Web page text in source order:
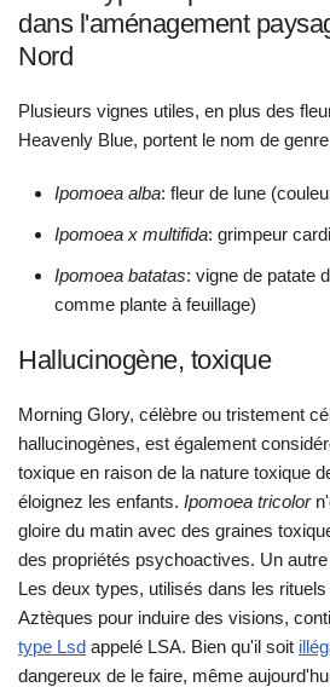
dans l'aménagement
Nord
Plusieurs vignes utiles, en plus des
Heavenly Blue, portent le nom de genre
Ipomoea alba: fleur de lune
Ipomoea x multifida: grimpeur
Ipomoea batatas: vigne de patate
comme plante à feuillage)
Hallucinogène, toxique
Morning Glory, célèbre ou tristement
hallucinogènes, est également
toxique en raison de la nature toxique
éloignez les enfants. Ipomoea tricolor
gloire du matin avec des graines
des propriétés psychoactives. Un
Les deux types, utilisés dans les
Aztèques pour induire des visions,
type Lsd appelé LSA. Bien qu'il soit
dangereux de le faire, même